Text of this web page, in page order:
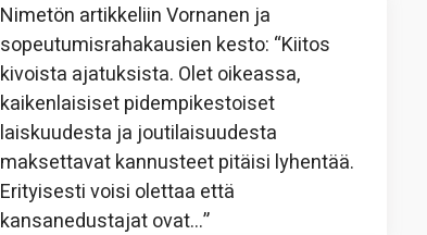
Nimetön artikkeliinVornanen ja
sopeutumisrahakausien kesto: “Kiitos
kivoista ajatuksista. Olet oikeassa,
kaikenlaisiset pidempikestoiset
laiskuudesta ja joutilaisuudesta
maksettavat kannusteet pitäisi lyhentää.
Erityisesti voisi olettaa että
kansanedustajat ovat…”